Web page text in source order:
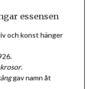
essensen
och konst hänger
.
gav namn åt